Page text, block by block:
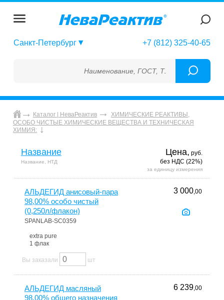
Санкт-Петербург +7 (812) 325-40-65
Наименование, ГОСТ, ТУ, ГСО, МСО, ОСО,
Каталог | НеваРеактив
ХИМИЧЕСКИЕ РЕАКТИВЫ,
ОСОБО ЧИСТЫЕ ХИМИЧЕСКИЕ ВЕЩЕСТВА И ТЕХНИЧЕСКАЯ
ХИМИЯ:
Название
Название, НТД
Цена, руб.
без НДС (22%)
за единицу измерения
АЛЬДЕГИД анисовый-пара
98,00% особо чистый
(0,250л/флакон)
SPANLAB-SC0359
extra pure
1 флак
3 000,00
Вы заказали шт
АЛЬДЕГИД масляный
98,00% общего назначения
6 239,00